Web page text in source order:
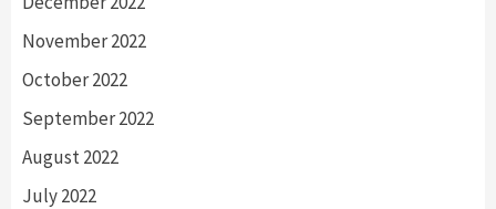
November 2022
October 2022
September 2022
August 2022
July 2022